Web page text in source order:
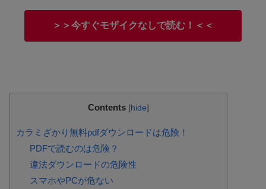
＞＞今すぐモザイクなしで読む！＜＜
Contents [hide]
カラミざかり無料pdfダウンロードは危険！
PDFで読むのは危険？
違法ダウンロードの危険性
スマホやPCが危ない